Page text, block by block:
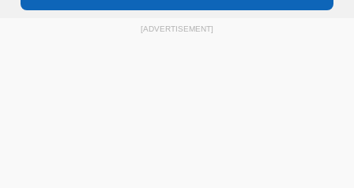
[ADVERTISEMENT]